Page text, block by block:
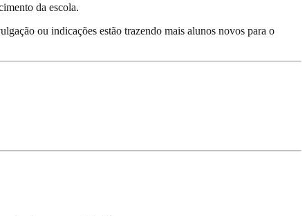
da escola.
ou indicações estão trazendo mais alunos novos para o